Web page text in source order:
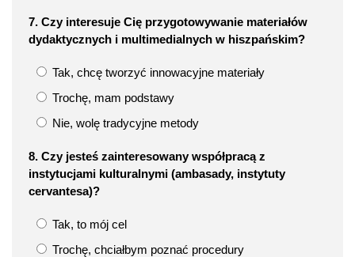
7. Czy interesuje Cię przygotowywanie materiałów
dydaktycznych i multimedialnych w hiszpańskim?
Tak, chcę tworzyć innowacyjne materiały
Trochę, mam podstawy
Nie, wolę tradycyjne metody
8. Czy jesteś zainteresowany współpracą z
instytucjami kulturalnymi (ambasady, instytuty
cervantesa)?
Tak, to mój cel
Trochę, chciałbym poznać procedury